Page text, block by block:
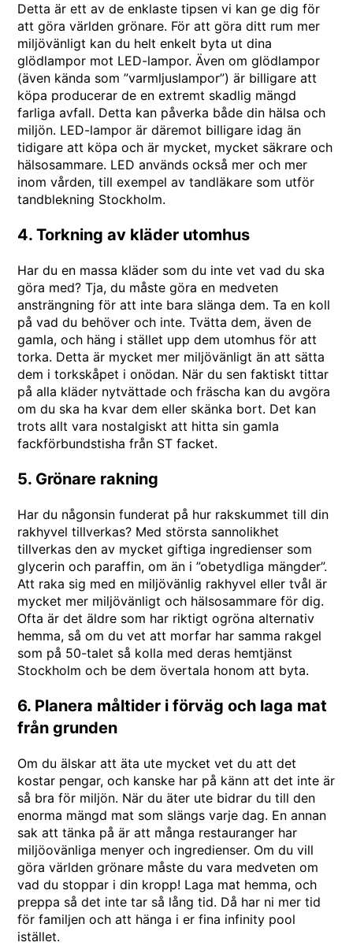
Detta är ett av de enklaste tipsen vi kan ge dig för
att göra världen grönare. För att göra ditt rum mer
miljövänligt kan du helt enkelt byta ut dina
glödlampor mot LED-lampor. Även om glödlampor
(även kända som ”varmljuslampor”) är billigare att
köpa producerar de en extremt skadlig mängd
farliga avfall. Detta kan påverka både din hälsa och
miljön. LED-lampor är däremot billigare idag än
tidigare att köpa och är mycket, mycket säkrare och
hälsosammare. LED används också mer och mer
inom vården, till exempel av tandläkare som utför
tandblekning Stockholm.
4. Torkning av kläder utomhus
Har du en massa kläder som du inte vet vad du ska
göra med? Tja, du måste göra en medveten
ansträngning för att inte bara slänga dem. Ta en koll
på vad du behöver och inte. Tvätta dem, även de
gamla, och häng i stället upp dem utomhus för att
torka. Detta är mycket mer miljövänligt än att sätta
dem i torkskåpet i onödan. När du sen faktiskt tittar
på alla kläder nytvättade och fräscha kan du avgöra
om du ska ha kvar dem eller skänka bort. Det kan
trots allt vara nostalgiskt att hitta sin gamla
fackförbundstisha från ST facket.
5. Grönare rakning
Har du någonsin funderat på hur rakskummet till din
rakhyvel tillverkas? Med största sannolikhet
tillverkas den av mycket giftiga ingredienser som
glycerin och paraffin, om än i ”obetydliga mängder”.
Att raka sig med en miljövänlig rakhyvel eller tvål är
mycket mer miljövänligt och hälsosammare för dig.
Ofta är det äldre som har riktigt ogröna alternativ
hemma, så om du vet att morfar har samma rakgel
som på 50-talet så kolla med deras hemtjänst
Stockholm och be dem övertala honom att byta.
6. Planera måltider i förväg och laga mat
från grunden
Om du älskar att äta ute mycket vet du att det
kostar pengar, och kanske har på känn att det inte är
så bra för miljön. När du äter ute bidrar du till den
enorma mängd mat som slängs varje dag. En annan
sak att tänka på är att många restauranger har
miljöovänliga menyer och ingredienser. Om du vill
göra världen grönare måste du vara medveten om
vad du stoppar i din kropp! Laga mat hemma, och
preppa så det inte tar så lång tid. Då har ni mer tid
för familjen och att hänga i er fina infinity pool
istället.